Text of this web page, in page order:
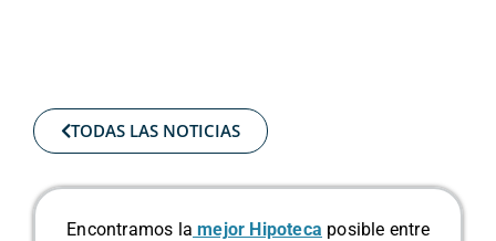
TODAS LAS NOTICIAS
Encontramos la mejor Hipoteca posible entre